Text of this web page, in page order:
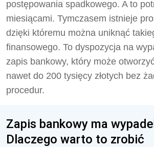
postępowania spadkowego. A to
miesiącami. Tymczasem istnieje
dzięki któremu można uniknąć
finansowego. To dyspozycja na
zapis bankowy, który może
nawet do 200 tysięcy złotych bez
procedur.
Zapis bankowy ma
Dlaczego warto to zrobić